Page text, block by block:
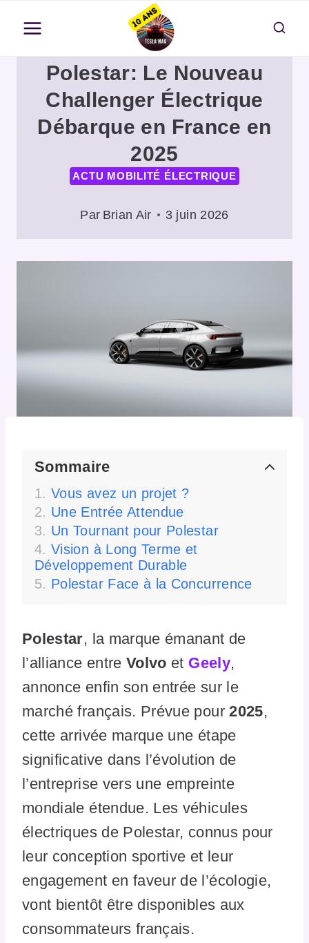
contenu
Polestar: Le Nouveau
Challenger Électrique
Débarque en France en
2025
ACTU MOBILITÉ ÉLECTRIQUE
Par Brian Air 3 juin 2026
Sommaire
Vous avez un projet ?
Une Entrée Attendue
Un Tournant pour Polestar
Vision à Long Terme et
Développement Durable
Polestar Face à la Concurrence
Polestar, la marque émanant de
l’alliance entre Volvo et Geely,
annonce enfin son entrée sur le
marché français. Prévue pour2025,
cette arrivée marque une étape
significative dans l’évolution de
l’entreprise vers une empreinte
mondiale étendue. Les véhicules
électriques de Polestar, connus pour
leur conception sportive et leur
engagement en faveur de l’écologie,
vont bientôt être disponibles aux
consommateurs français.